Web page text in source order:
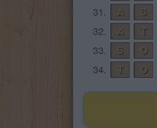
31.
A
S
32.
A
T
33.
S
O
34.
T O